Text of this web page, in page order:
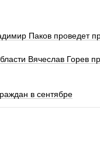
Паков проведет
Вячеслав Горев
в сентябре